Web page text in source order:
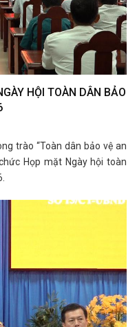
HỘI TOÀN DÂN BẢO
trào “Toàn dân bảo vệ an
Họp mặt Ngày hội toàn